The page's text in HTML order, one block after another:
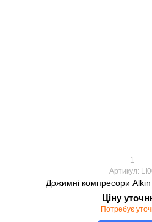
1
Артикул:
Дожимні компресори
Ціну
Потребує